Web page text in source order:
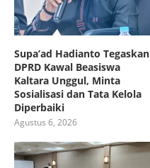
Supa’ad Hadianto Tegaskan
DPRD Kawal Beasiswa
Kaltara Unggul, Minta
Sosialisasi dan Tata Kelola
Diperbaiki
Agustus 6, 2026